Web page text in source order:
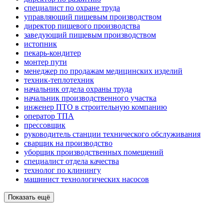
специалист по охране труда
управляющий пищевым производством
директор пищевого производства
заведующий пищевым производством
истопник
пекарь-кондитер
монтер пути
менеджер по продажам медицинских изделий
техник-теплотехник
начальник отдела охраны труда
начальник производственного участка
инженер ПТО в строительную компанию
оператор ТПА
прессовщик
руководитель станции технического обслуживания
сварщик на производство
уборщик производственных помещений
специалист отдела качества
технолог по клинингу
машинист технологических насосов
Показать ещё